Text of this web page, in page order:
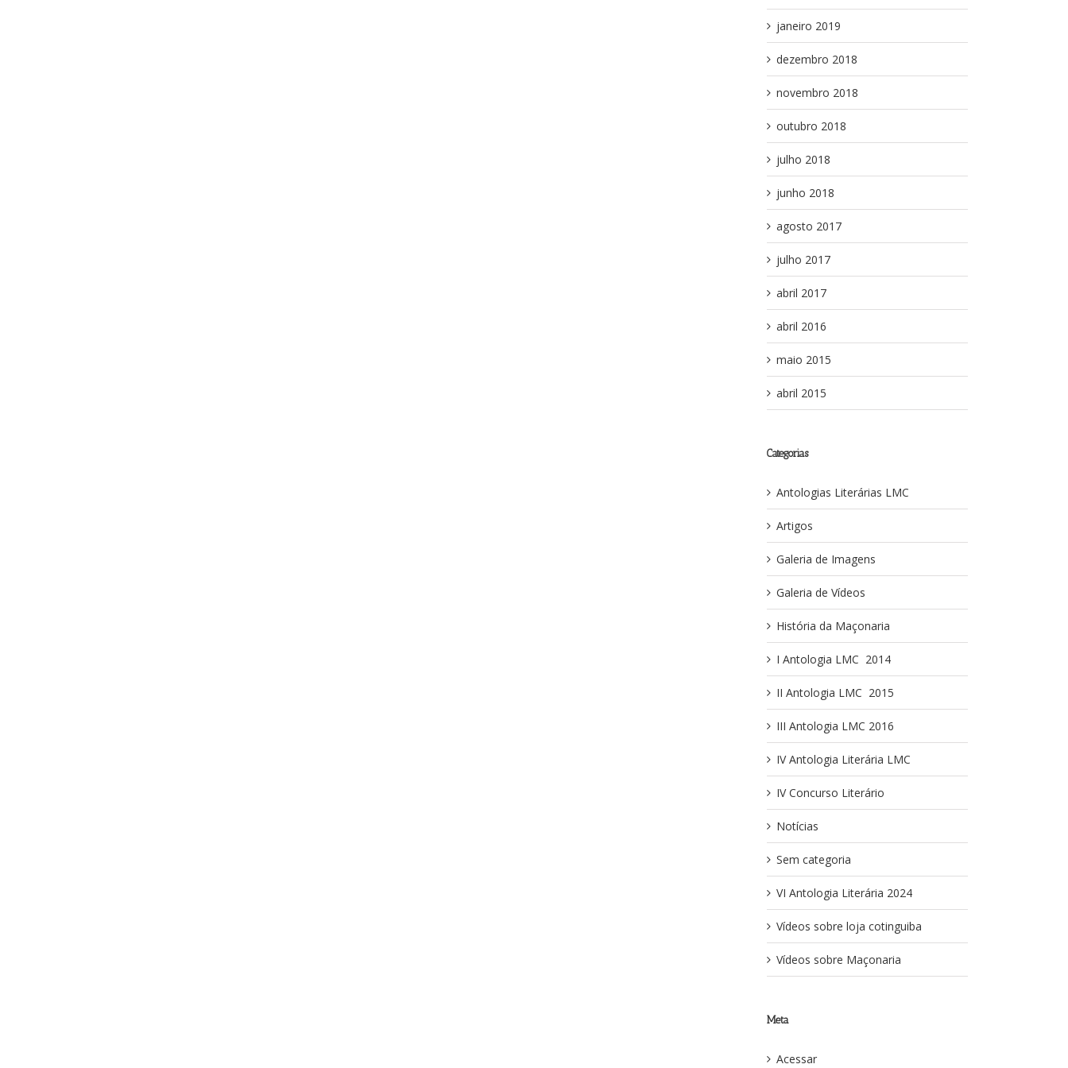
janeiro 2019
dezembro 2018
novembro 2018
outubro 2018
julho 2018
junho 2018
agosto 2017
julho 2017
abril 2017
abril 2016
maio 2015
abril 2015
Categorias
Antologias Literárias LMC
Artigos
Galeria de Imagens
Galeria de Vídeos
História da Maçonaria
I Antologia LMC ­ 2014
II Antologia LMC ­ 2015
III Antologia LMC 2016
IV Antologia Literária LMC
IV Concurso Literário
Notícias
Sem categoria
VI Antologia Literária 2024
Vídeos sobre loja cotinguiba
Vídeos sobre Maçonaria
Meta
Acessar